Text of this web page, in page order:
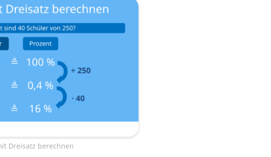
Dreisatz berechnen